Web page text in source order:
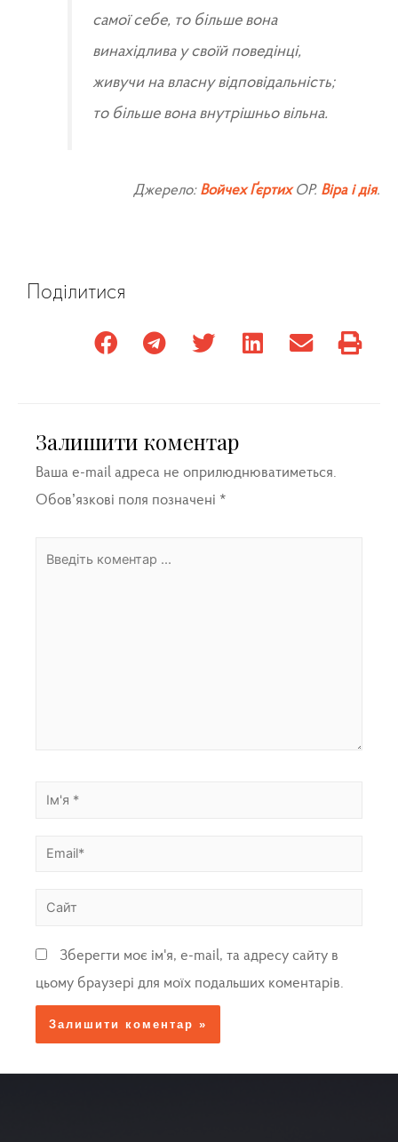
самої себе, то більше вона
винахідлива у своїй поведінці,
живучи на власну відповідальність;
то більше вона внутрішньо вільна.
Джерело: Войчех ҐєртихОР. Віра і дія.
Поділитися
Залишити коментар
Ваша e-mail адреса не оприлюднюватиметься.
Обов’язкові поля позначені *
Зберегти моє ім'я, e-mail, та адресу сайту в
цьому браузері для моїх подальших коментарів.